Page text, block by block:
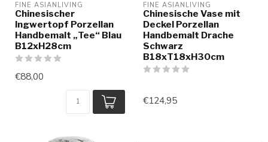
FINE ASIANLIVING
Chinesischer
Ingwertopf Porzellan
Handbemalt „Tee“ Blau
B12xH28cm
€88,00
FINE ASIANLIVING
Chinesische Vase mit
Deckel Porzellan
Handbemalt Drache
Schwarz
B18xT18xH30cm
€124,95